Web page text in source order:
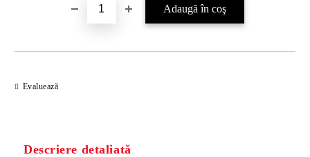
Evaluează
Descriere detaliată